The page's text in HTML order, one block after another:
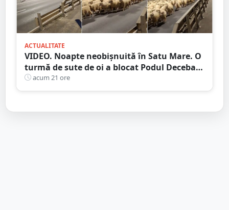
ACTUALITATE
VIDEO. Noapte neobișnuită în Satu Mare. O
turmă de sute de oi a blocat Podul Decebal.
Gest de apreciat al ciobanului
acum 21 ore